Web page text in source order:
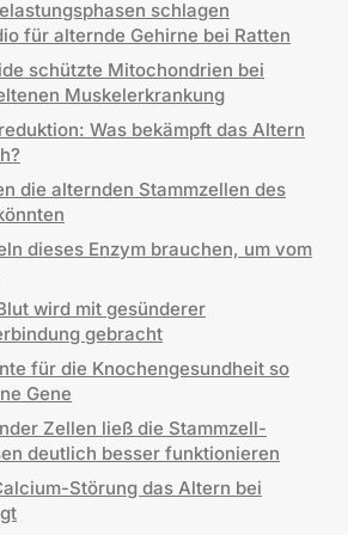
schlagen
für alternde Gehirne bei Ratten
schützte Mitochondrien bei
Muskelerkrankung
Was bekämpft das Altern
die alternden Stammzellen des
dieses Enzym brauchen, um vom
wird mit gesünderer
gebracht
für die Knochengesundheit so
Gene
Zellen ließ die Stammzell-
deutlich besser funktionieren
Störung das Altern bei